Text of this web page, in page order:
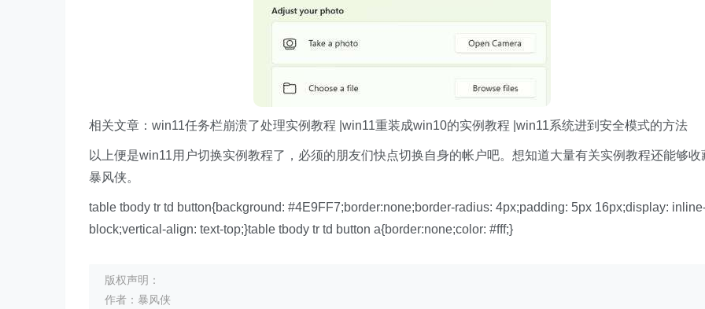
相关文章：win11任务栏崩溃了处理实例教程 |win11重装成win10的实例教程 |win11系统进到安全模式的方法
以上便是win11用户切换实例教程了，必须的朋友们快点切换自身的帐户吧。想知道大量有关实例教程还能够收
暴风侠。
table tbody tr td button{background: #4E9FF7;border:none;border-radius: 4px;padding: 5px 16px;display:
block;vertical-align: text-top;}table tbody tr td button a{border:none;color: #fff;}
版权声明：
作者：暴风侠